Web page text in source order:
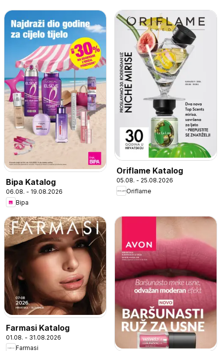
Bipa Katalog
06.08. - 19.08.2026
Bipa
Oriflame Katalog
05.08. - 25.08.2026
Oriflame
Farmasi Katalog
01.08. - 31.08.2026
Farmasi